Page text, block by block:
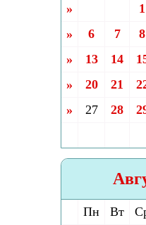
» 1
»
6 7 8
»
13 14
»
20 21
»
27 28
Пн Вт